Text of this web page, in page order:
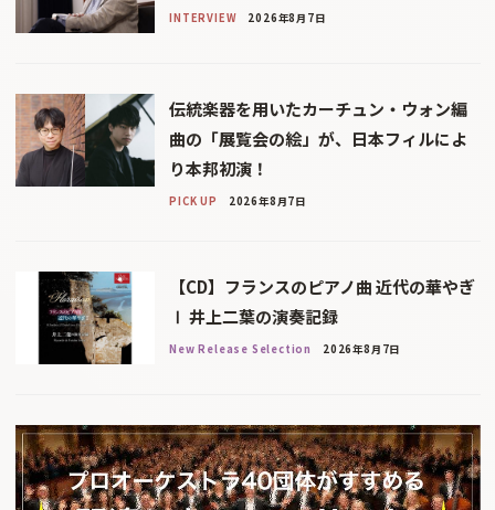
INTERVIEW 2026年8月7日
伝統楽器を用いたカーチュン・ウォン編
曲の「展覧会の絵」が、日本フィルによ
り本邦初演！
PICK UP 2026年8月7日
【CD】フランスのピアノ曲 近代の華やぎ
Ⅰ 井上二葉の演奏記録
New Release Selection 2026年8月7日